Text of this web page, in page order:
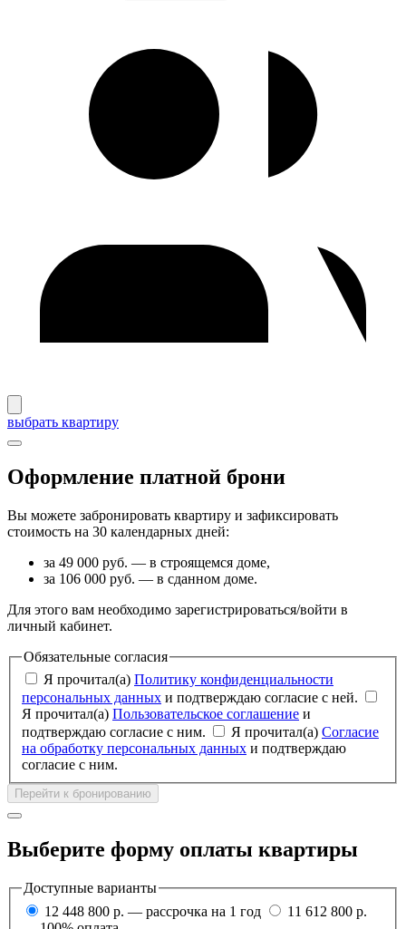
выбрать квартиру
Оформление платной брони
Вы можете забронировать квартиру и зафиксировать
стоимость на 30 календарных дней:
за 49 000 руб. — в строящемся доме,
за 106 000 руб. — в сданном доме.
Для этого вам необходимо зарегистрироваться/войти в
личный кабинет.
Обязательные согласия
Я прочитал(а) Политику конфиденциальности
персональных данных и подтверждаю согласие с ней.
Я прочитал(а) Пользовательское соглашение
подтверждаю согласие с ним.
Я прочитал(а) Согласие
на обработку персональных данных
согласие с ним.
Перейти к бронированию
Выберите форму оплаты квартиры
Доступные варианты
12 448 800 р. — рассрочка на 1 год
11 612 800 р.